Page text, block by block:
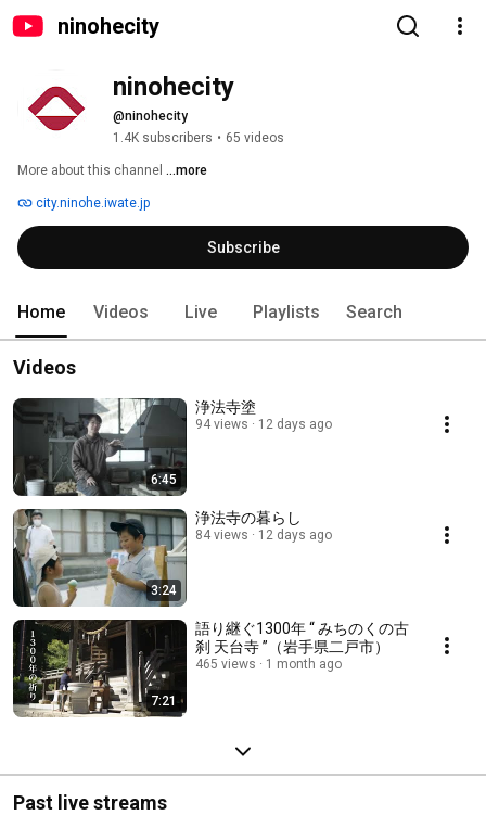
ninohecity
ninohecity
@ninohecity
1.4K subscribers • 65 videos
More about this channel ...more
city.ninohe.iwate.jp
Subscribe
Home Videos Live Playlists Search
Videos
6:45
浄法寺塗
94 views 12 days ago
3:24
浄法寺の暮らし
84 views 12 days ago
7:21
語り継ぐ1300年 “ みちのくの古
刹 天台寺 ”（岩手県二戸市）
465 views 1 month ago
Past live streams